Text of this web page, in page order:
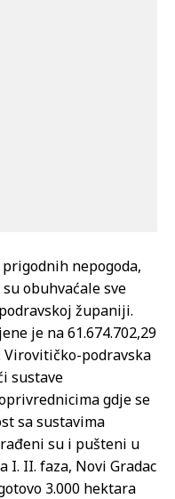
nepogoda,
obuhvaćale sve
županiji.
je na 61.674.702,29
Virovitičko-podravska
sustave
gdje se
sa sustavima
su i pušteni u
I. II. faza, Novi Gradac
3.000 hektara